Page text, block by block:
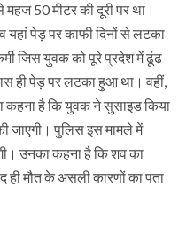
50 मीटर की दूरी पर था।
यहां पेड़ पर काफी दिनों से लटका
जिस युवक को पूरे प्रदेश में ढूंढ
ही पेड़ पर लटका हुआ था। वहीं,
कहना है कि युवक ने सुसाइड किया
जाएगी। पुलिस इस मामले में
उनका कहना है कि शव का
ही मौत के असली कारणों का पता